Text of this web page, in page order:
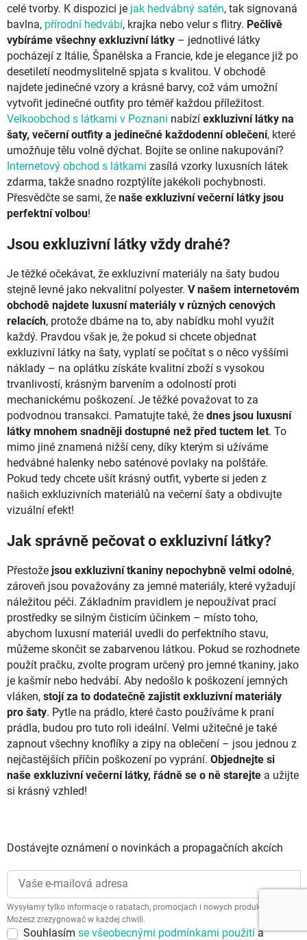
celé tvorby. K dispozici je jak hedvábný satén, tak signovaná
bavlna, přírodní hedvábí, krajka nebo velur s flitry. Pečlivě
vybíráme všechny exkluzivní látky – jednotlivé látky
pocházejí z Itálie, Španělska a Francie, kde je elegance již po
desetiletí neodmyslitelně spjata s kvalitou. V obchodě
najdete jedinečné vzory a krásné barvy, což vám umožní
vytvořit jedinečné outfity pro téměř každou příležitost.
Velkoobchod s látkami v Poznani nabízí exkluzivní látky na
šaty, večerní outfity a jedinečné každodenní oblečení, které
umožňuje tělu volně dýchat. Bojíte se online nakupování?
Internetový obchod s látkami zasílá vzorky luxusních látek
zdarma, takže snadno rozptýlíte jakékoli pochybnosti.
Přesvědčte se sami, že naše exkluzivní večerní látky jsou
perfektní volbou!
Jsou exkluzivní látky vždy drahé?
Je těžké očekávat, že exkluzivní materiály na šaty budou
stejně levné jako nekvalitní polyester. V našem internetovém
obchodě najdete luxusní materiály v různých cenových
relacích, protože dbáme na to, aby nabídku mohl využít
každý. Pravdou však je, že pokud si chcete objednat
exkluzivní látky na šaty, vyplatí se počítat s o něco vyššími
náklady – na oplátku získáte kvalitní zboží s vysokou
trvanlivostí, krásným barvením a odolností proti
mechanickému poškození. Je těžké považovat to za
podvodnou transakci. Pamatujte také, že dnes jsou luxusní
látky mnohem snadněji dostupné než před tuctem let. To
mimo jiné znamená nižší ceny, díky kterým si užíváme
hedvábné halenky nebo saténové povlaky na polštáře.
Pokud tedy chcete ušít krásný outfit, vyberte si jeden z
našich exkluzivních materiálů na večerní šaty a obdivujte
vizuální efekt!
Jak správně pečovat o exkluzivní látky?
Přestože jsou exkluzivní tkaniny nepochybně velmi odolné,
zároveň jsou považovány za jemné materiály, které vyžadují
náležitou péči. Základním pravidlem je nepoužívat prací
prostředky se silným čisticím účinkem – místo toho,
abychom luxusní materiál uvedli do perfektního stavu,
můžeme skončit se zabarvenou látkou. Pokud se rozhodnete
použít pračku, zvolte program určený pro jemné tkaniny, jako
je kašmír nebo hedvábí. Aby nedošlo k poškození jemných
vláken, stojí za to dodatečně zajistit exkluzivní materiály
pro šaty. Pytle na prádlo, které často používáme k praní
prádla, budou pro tuto roli ideální. Velmi užitečné je také
zapnout všechny knoflíky a zipy na oblečení – jsou jednou z
nejčastějších příčin poškození po vyprání. Objednejte si
naše exkluzivní večerní látky, řádně se o ně starejte a užijte
si krásný vzhled!
Dostávejte oznámení o novinkách a propagačních akcích
Wysyłamy tylko informacje o rabatach, promocjach i nowych produktach.
Możesz zrezygnować w każdej chwili.
Souhlasím se všeobecnými podmínkami použitía